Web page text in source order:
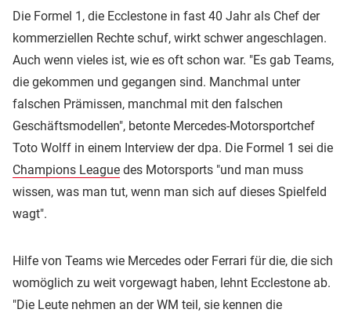
Die Formel 1, die Ecclestone in fast 40 Jahr als Chef der
kommerziellen Rechte schuf, wirkt schwer angeschlagen.
Auch wenn vieles ist, wie es oft schon war. "Es gab Teams,
die gekommen und gegangen sind. Manchmal unter
falschen Prämissen, manchmal mit den falschen
Geschäftsmodellen", betonte Mercedes-Motorsportchef
Toto Wolff in einem Interview der dpa. Die Formel 1 sei die
Champions League des Motorsports "und man muss
wissen, was man tut, wenn man sich auf dieses Spielfeld
wagt".
Hilfe von Teams wie Mercedes oder Ferrari für die, die sich
womöglich zu weit vorgewagt haben, lehnt Ecclestone ab.
"Die Leute nehmen an der WM teil, sie kennen die